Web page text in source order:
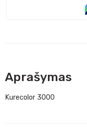
Aprašymas
Kurecolor 3000